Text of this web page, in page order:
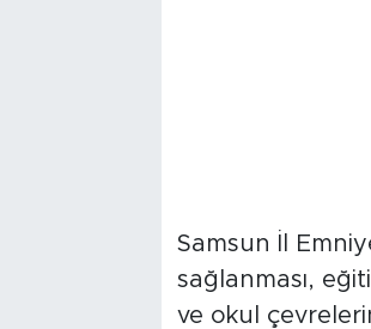
Samsun İl
sağlanması,
ve okul